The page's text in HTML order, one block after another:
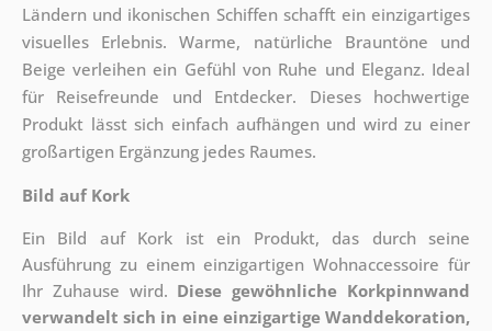
Ländern und ikonischen Schiffen schafft ein einzigartiges
visuelles Erlebnis. Warme, natürliche Brauntöne und
Beige verleihen ein Gefühl von Ruhe und Eleganz. Ideal
für Reisefreunde und Entdecker. Dieses hochwertige
Produkt lässt sich einfach aufhängen und wird zu einer
großartigen Ergänzung jedes Raumes.
Bild auf Kork
Ein Bild auf Kork ist ein Produkt, das durch seine
Ausführung zu einem einzigartigen Wohnaccessoire für
Ihr Zuhause wird. Diese gewöhnliche Korkpinnwand
verwandelt sich in eine einzigartige Wanddekoration,